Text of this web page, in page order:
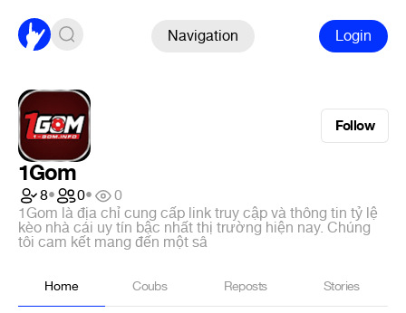
Navigation Login
Follow
1Gom
8• 0•
0
1Gom là địa chỉ cung cấp link truy cập và thông tin tỷ lệ
kèo nhà cái uy tín bậc nhất thị trường hiện nay. Chúng
tôi cam kết mang đến một sâ
Home Coubs Reposts Stories